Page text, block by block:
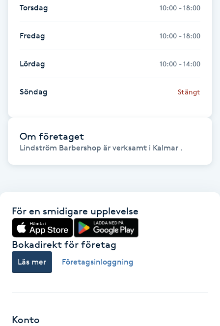
Gellack
Gellack med förstärkning
Gravidmassage
Gravidyoga
Gruppträning
Gua Sha-massage
H
Headspa
Healing
Herrklippning
HIFU
Hollywood Peel
Torsdag 10:00 - 18:00
Fredag 10:00 - 18:00
Lördag 10:00 - 14:00
Söndag Stängt
Om företaget
Lindström Barbershop är verksamt i Kalmar .
För en smidigare upplevelse
Bokadirekt för företag
Läs mer Företagsinloggning
Konto